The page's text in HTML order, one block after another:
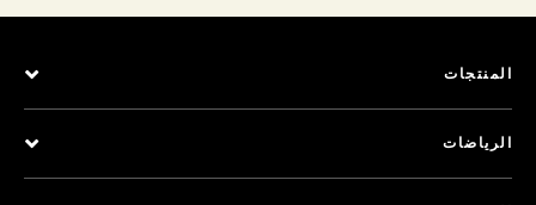
المنتجات
الرياضات